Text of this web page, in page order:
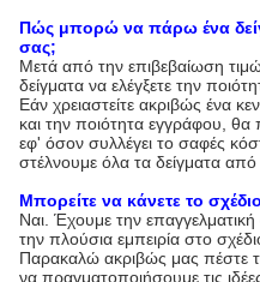
Πώς μπορώ να πάρω ένα
σας;
Μετά από την επιβεβαίωση
δείγματα να ελέγξετε την
Εάν χρειαστείτε ακριβώς ένα
και την ποιότητα εγγράφου, θα
εφ' όσον συλλέγει το σαφές
στέλνουμε όλα τα δείγματα από
Μπορείτε να κάνετε το
Ναι. Έχουμε την
την πλούσια εμπειρία στο
Παρακαλώ ακριβώς μας πέστε
να πραγματοποιήσουμε τις